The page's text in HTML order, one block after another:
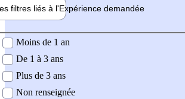
filtres liés à l'Expérience demandée
demandée
Moins de 1 an
De 1 à 3 ans
Plus de 3 ans
Non renseignée